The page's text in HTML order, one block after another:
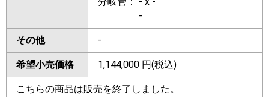
-
その他 -
希望小売価格 1,144,000 円(税込)
こちらの商品は販売を終了しました。